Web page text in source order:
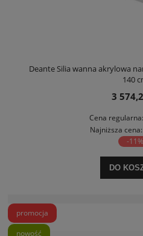
Deante Silia wanna akrylowa
140
3
Cena
Najniższa cena:
-11%
DO
promocja
nowość